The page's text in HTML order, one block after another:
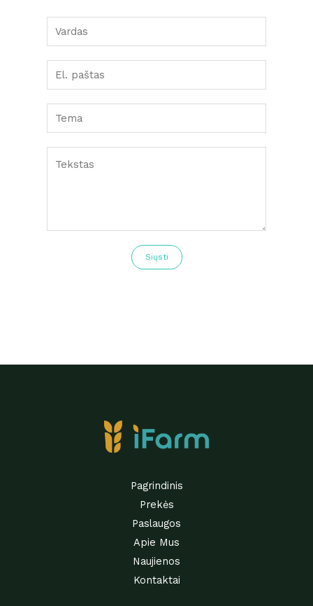
Siųsti
Pagrindinis
Prekės
Paslaugos
Apie Mus
Naujienos
Kontaktai